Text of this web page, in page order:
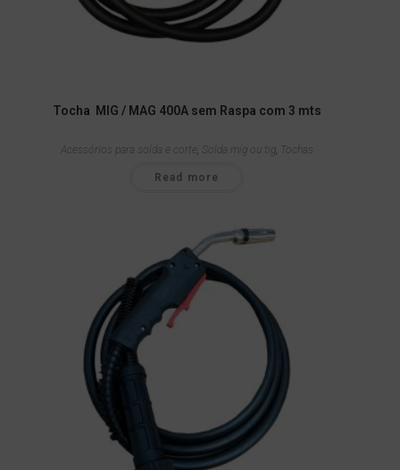
Tocha MIG / MAG 400A sem Raspa com 3 mts
Acessórios para solda e corte, Solda mig ou tig, Tochas
Read more